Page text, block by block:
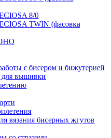
8/0
TWIN (фасовка
с бисером и бижутерией
для вышивки
вязания бисерных жгутов